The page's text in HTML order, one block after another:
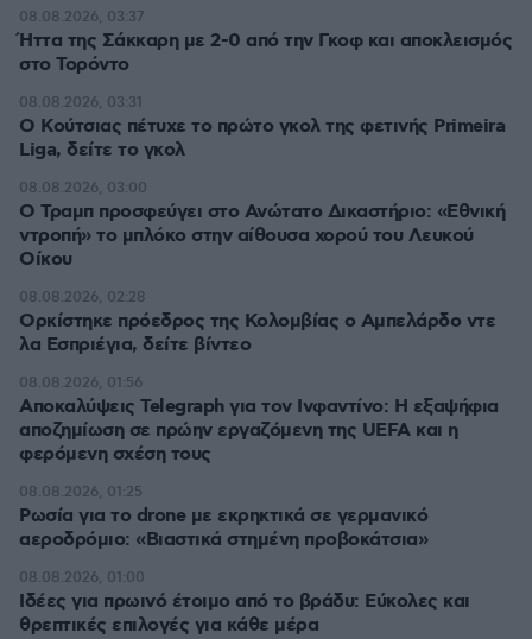
Ήττα της Σάκκαρη με 2-0 από την Γκοφ και αποκλεισμός
στο Τορόντο
08.08.2026, 03:37
Ο Κούτσιας πέτυχε το πρώτο γκολ της φετινής Primeira
Liga, δείτε το γκολ
08.08.2026, 03:31
Ο Τραμπ προσφεύγει στο Ανώτατο Δικαστήριο: «Εθνική
ντροπή» το μπλόκο στην αίθουσα χορού του Λευκού
Οίκου
08.08.2026, 03:00
Ορκίστηκε πρόεδρος της Κολομβίας ο Αμπελάρδο ντε
λα Εσπριέγια, δείτε βίντεο
08.08.2026, 02:28
Αποκαλύψεις Telegraph για τον Ινφαντίνο: Η εξαψήφια
αποζημίωση σε πρώην εργαζόμενη της UEFA και η
φερόμενη σχέση τους
08.08.2026, 01:56
Ρωσία για το drone με εκρηκτικά σε γερμανικό
αεροδρόμιο: «Βιαστικά στημένη προβοκάτσια»
08.08.2026, 01:25
Ιδέες για πρωινό έτοιμο από το βράδυ: Εύκολες και
θρεπτικές επιλογές για κάθε μέρα
08.08.2026, 01:00